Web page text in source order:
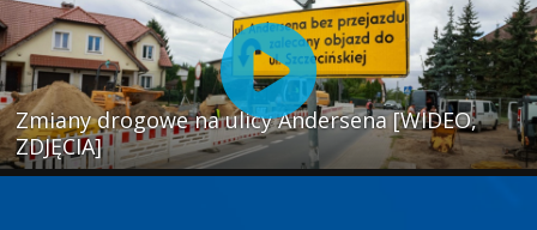
Zmiany drogowe na ulicy Andersena [WIDEO,
ZDJĘCIA]